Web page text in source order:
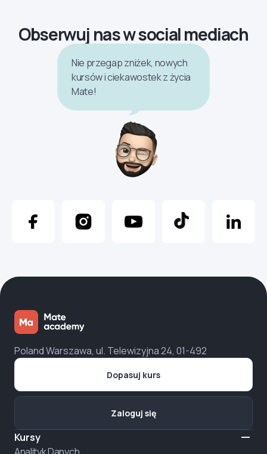
Obserwuj nas w social mediach
Nie przegap zniżek, nowych
kursów i ciekawostek z życia
Mate!
Poland Warszawa, ul. Telewizyjna 24, 01-492
Kursy
Dopasuj kurs
Zaloguj się